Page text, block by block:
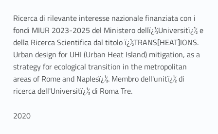
Ricerca di rilevante interesse nazionale finanziata con i
fondi MIUR 2023-2025 del Ministero dellï¿½Universitï¿½ e
della Ricerca Scientifica dal titolo ï¿½TRANS[HEAT]IONS.
Urban design for UHI (Urban Heat Island) mitigation, as a
strategy for ecological transition in the metropolitan
areas of Rome and Naplesï¿½. Membro dell'unitï¿½ di
ricerca dell'Universitï¿½ di Roma Tre.
2020